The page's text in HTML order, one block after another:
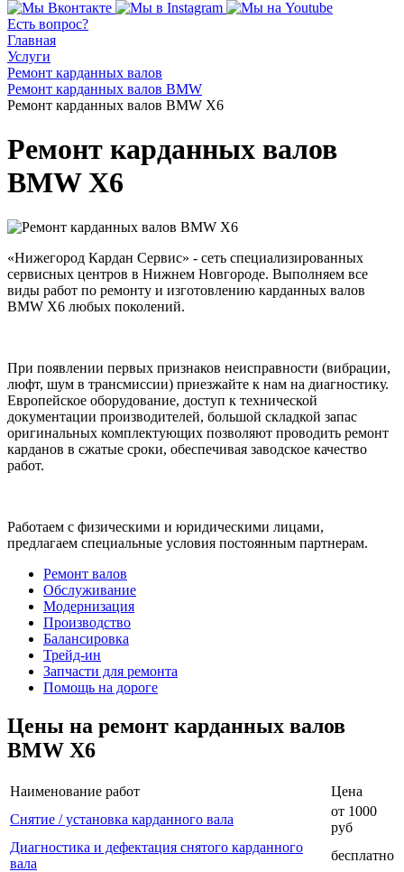
Есть вопрос?
Главная
Услуги
Ремонт карданных валов
Ремонт карданных валов BMW
Ремонт карданных валов BMW X6
Ремонт карданных валов
BMW X6
«Нижегород Кардан Сервис» - сеть специализированных
сервисных центров в Нижнем Новгороде. Выполняем все
виды работ по ремонту и изготовлению карданных валов
BMW X6 любых поколений.
При появлении первых признаков неисправности (вибрации,
люфт, шум в трансмиссии) приезжайте к нам на диагностику.
Европейское оборудование, доступ к технической
документации производителей, большой складкой запас
оригинальных комплектующих позволяют проводить ремонт
карданов в сжатые сроки, обеспечивая заводское качество
работ.
Работаем с физическими и юридическими лицами,
предлагаем специальные условия постоянным партнерам.
Ремонт валов
Обслуживание
Модернизация
Производство
Балансировка
Трейд-ин
Запчасти для ремонта
Помощь на дороге
Цены на ремонт карданных валов
BMW X6
Наименование работ
Цена
Снятие / установка карданного вала
от 1000
руб
Диагностика и дефектация снятого карданного
вала
бесплатно